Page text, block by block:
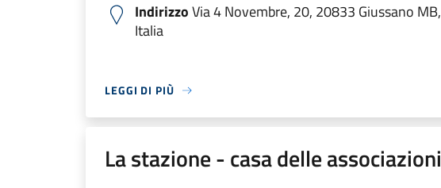
IndirizzoVia 4 Novembre, 20, 20833 Giussano MB,
Italia
LEGGI DI PIÙ
La stazione - casa delle associazioni